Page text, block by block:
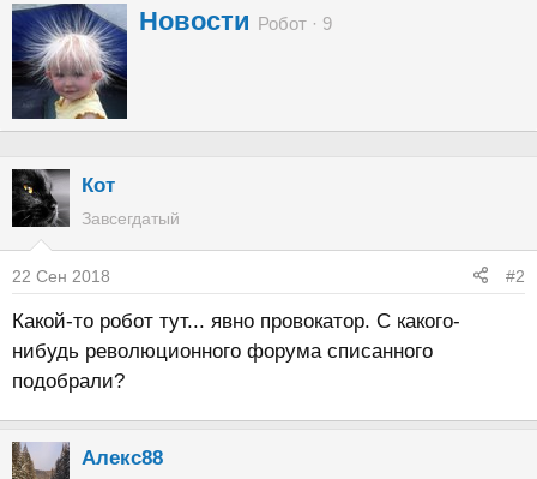
А
р
Новости Робот · 9
Кот
Завсегдатый
22 Сен 2018 #2
Какой-то робот тут... явно провокатор. С какого-
нибудь революционного форума списанного
подобрали?
Алекс88